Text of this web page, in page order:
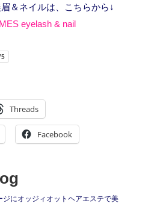
＆ネイルは、こちらから↓
eyelash & nail
Threads
Facebook
ジにオッジィオットヘアエステで美